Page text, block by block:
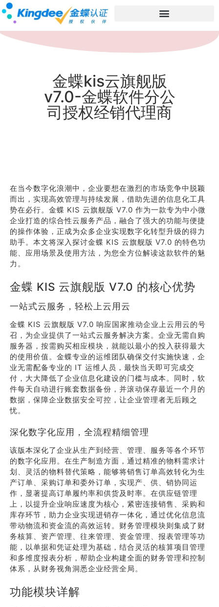
金蝶kis云旗舰版
v7.0-金蝶软件分公
司授权经销代理商
在当今数字化浪潮中，企业要想在激烈的市场竞争中脱颖
而出，实现高效管理与持续发展，借助先进的信息化工具
势在必行。金蝶 KIS 云旗舰版 V7.0 作为一款专为中小微
企业打造的综合性云服务产品，融合了强大的功能与便捷
的操作体验，正成为众多企业实现数字化转型升级的得力
助手。本文将深入探讨金蝶 KIS 云旗舰版 V7.0 的特色功
能、应用场景及使用方法，为您全方位解读这款软件的魅
力。
金蝶 KIS 云旗舰版 V7.0 的核心优势
一站式云服务，轻松上云用云
金蝶 KIS 云旗舰版 V7.0 响应国家推动企业上云用云的号
召，为企业提供了一站式云服务解决方案。企业无需自购
服务器，按需购买相应模块，就能以最小的投入获得最大
的使用价值。金蝶专业的运维团队确保交付实施快速，企
业无需配备专业的 IT 运维人员，最快当天即可完成交
付，大大降低了企业信息化建设的门槛与成本。同时，软
件每天自动进行账套数据备份，并滚动保存最近一个月的
数据，保障企业数据安全可控，让企业管理者无后顾之
忧。
深化数字化应用，全流程精细管理
该版本深化了企业从生产到经营、管理、服务等各个环节
的数字化应用。在生产制造方面，通过精准的物料需求计
划、灵活的物料替代策略，能够将销售订单高效转化为生
产订单、采购订单和委外订单，实现产、供、销协同运
作，显著提高订单履约率和供货及时率。在供应链管理
上，以提升企业响应速度为核心，紧密连接销售、采购和
库存环节，助力企业实现进销存一体化，通过优化信息流
带动物流和资金流的高效运转。财务管理模块则集成了财
务核算、资产管理、往来管理、资金管理、报表管理等功
能，以单据和凭证处理为基础，结合灵活的核算项目管理
和多维度报表分析，帮助企业构建全面的财务管理和控制
体系，从财务视角洞悉企业经营全局。
功能模块详解